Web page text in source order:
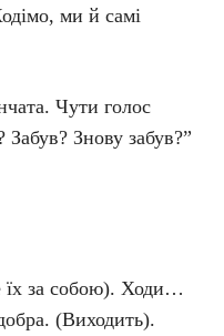
ми й самі
Чути голос
Забув? Знову забув?”
їх за собою). Ходи…
(Виходить).